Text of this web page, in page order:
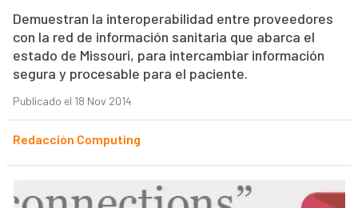
Demuestran la interoperabilidad entre proveedores
con la red de información sanitaria que abarca el
estado de Missouri, para intercambiar información
segura y procesable para el paciente.
Publicado el 18 Nov 2014
Redacción Computing